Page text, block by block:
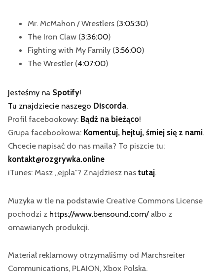
Mr. McMahon / Wrestlers (3:05:30)
The Iron Claw (3:36:00)
Fighting with My Family (3:56:00)
The Wrestler (4:07:00)
Jesteśmy na Spotify!
Tu znajdziecie naszego Discorda.
Profil facebookowy: Bądź na bieżąco!
Grupa facebookowa: Komentuj, hejtuj, śmiej się z nami.
Chcecie napisać do nas maila? To piszcie tu:
kontakt@rozgrywka.online
iTunes: Masz „ejpla”? Znajdziesz nastutaj.
Muzyka w tle na podstawie Creative Commons License
pochodzi z https://www.bensound.com/albo z
omawianych produkcji.
Materiał reklamowy otrzymaliśmy od Marchsreiter
Communications, PLAION, Xbox Polska.